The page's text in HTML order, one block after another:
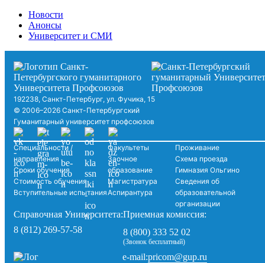
Новости
Анонсы
Университет и СМИ
192238, Санкт-Петербург, ул. Фучика, 15
© 2006–2026 Санкт-Петербургский
Гуманитарный университет профсоюзов
Специальности /
направления
Сроки обучения
Стоимость обучения
Вступительные испытания
Факультеты
Заочное
образование
Магистратура
Аспирантура
Проживание
Схема проезда
Гимназия Ольгино
Сведения об
образовательной
организации
Справочная Университета:
8 (812) 269-57-58
Приемная комиссия:
8 (800) 333 52 02
(Звонок бесплатный)
e-mail:pricom@gup.ru